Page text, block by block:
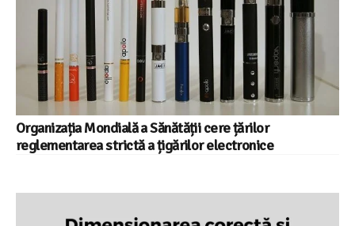
Organizația Mondială a Sănătății cere țărilor
reglementarea strictă a țigărilor electronice